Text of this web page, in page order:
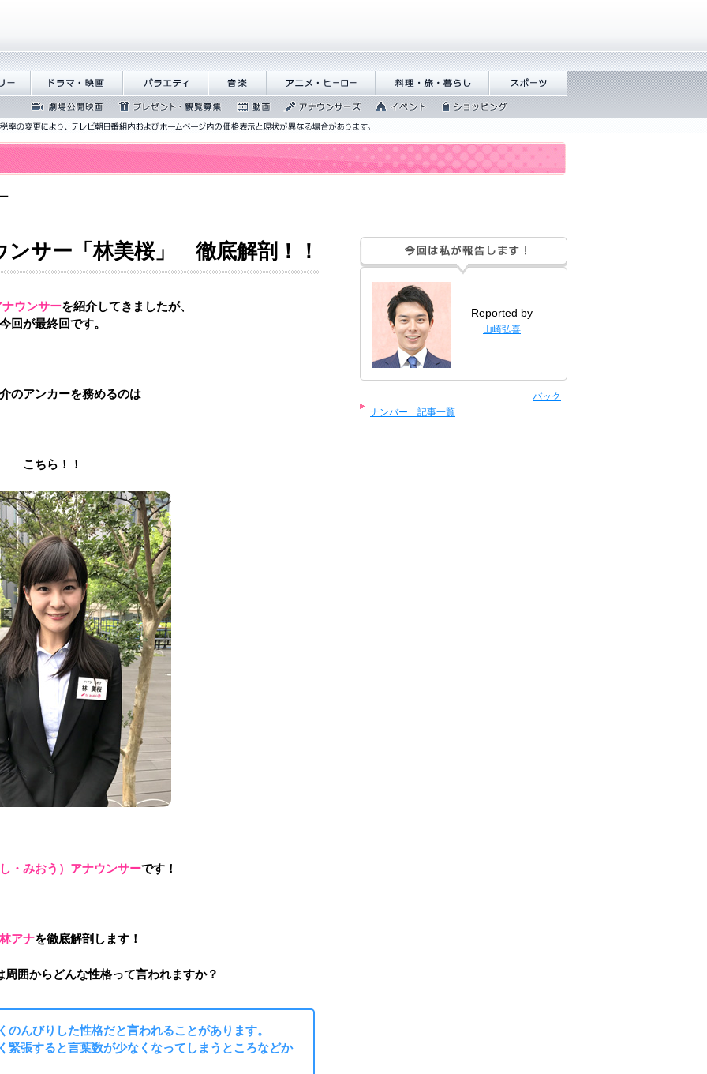
ドラマ・映画 バラエティ 音楽 アニメ・ヒーロー 料理・旅・暮らし スポーツ
劇場公開映画 プレゼント・観覧募集 動画 アナウンサーズ イベント
サー「林美桜」 徹底解剖！！
ウンサーを紹介してきましたが、
今回が最終回です。
のアンカーを務めるのは
こちら！！
・みおう）アナウンサーです！
林アナを徹底解剖します！
周囲からどんな性格って言われますか？
のんびりした性格だと言われることがあります。
緊張すると言葉数が少なくなってしまうところなどか
Reported by
山崎弘喜
バック
ナンバー 記事一覧